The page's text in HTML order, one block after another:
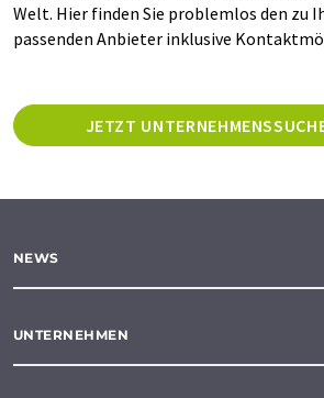
Welt. Hier finden Sie problemlos den zu
passenden Anbieter inklusive
JETZT
NEWS
UNTERNEHMEN